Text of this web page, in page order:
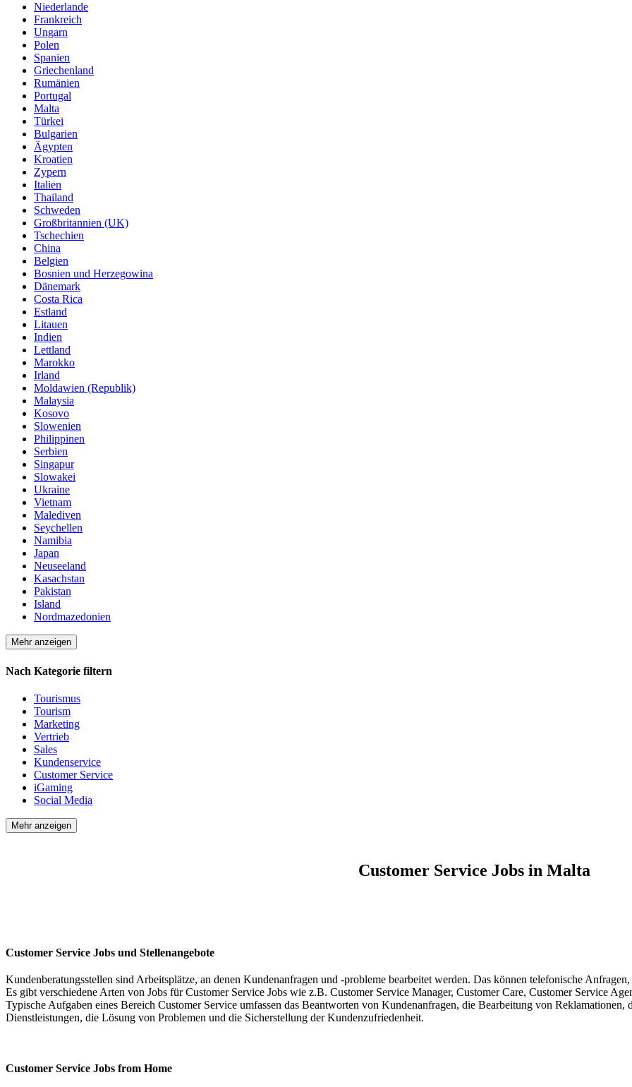
Niederlande
Frankreich
Ungarn
Polen
Spanien
Griechenland
Rumänien
Portugal
Malta
Türkei
Bulgarien
Ägypten
Kroatien
Zypern
Italien
Thailand
Schweden
Großbritannien (UK)
Tschechien
China
Belgien
Bosnien und Herzegowina
Dänemark
Costa Rica
Estland
Litauen
Indien
Lettland
Marokko
Irland
Moldawien (Republik)
Malaysia
Kosovo
Slowenien
Philippinen
Serbien
Singapur
Slowakei
Ukraine
Vietnam
Malediven
Seychellen
Namibia
Japan
Neuseeland
Kasachstan
Pakistan
Island
Nordmazedonien
Mehr anzeigen
Nach Kategorie filtern
Tourismus
Tourism
Marketing
Vertrieb
Sales
Kundenservice
Customer Service
iGaming
Social Media
Mehr anzeigen
Customer Service Jobs in Malta
Customer Service Jobs und Stellenangebote
Kundenberatungsstellen sind Arbeitsplätze, an denen Kundenanfragen und -probleme bearbeitet werden. Das können telefonische
Es gibt verschiedene Arten von Jobs für Customer Service Jobs wie z.B. Customer Service Manager, Customer Care, Customer Service
Typische Aufgaben eines Bereich Customer Service umfassen das Beantworten von Kundenanfragen, die Bearbeitung von
Dienstleistungen, die Lösung von Problemen und die Sicherstellung der Kundenzufriedenheit.
Customer Service Jobs from Home